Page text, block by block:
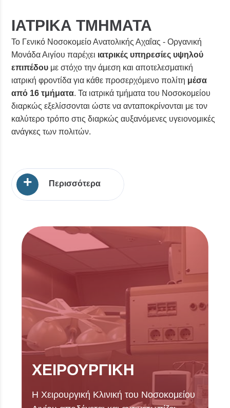
ΙΑΤΡΙΚΑ ΤΜΗΜΑΤΑ
Το Γενικό Νοσοκομείο Ανατολικής Αχαΐας - Οργανική
Μονάδα Αιγίου παρέχει ιατρικές υπηρεσίες υψηλού
επιπέδου με στόχο την άμεση και αποτελεσματική
ιατρική φροντίδα για κάθε προσερχόμενο πολίτη μέσα
από 16 τμήματα. Τα ιατρικά τμήματα του Νοσοκομείου
διαρκώς εξελίσσονται ώστε να ανταποκρίνονται με τον
καλύτερο τρόπο στις διαρκώς αυξανόμενες υγειονομικές
ανάγκες των πολιτών.
+ Περισσότερα
ΧΕΙΡΟΥΡΓΙΚΗ
Η Χειρουργική Κλινική του Νοσοκομείου